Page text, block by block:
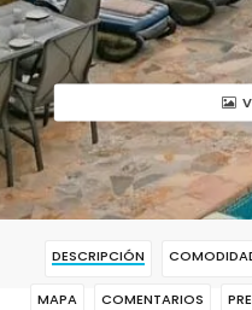
DESCRIPCIÓN
MAPA COMENTARIOS